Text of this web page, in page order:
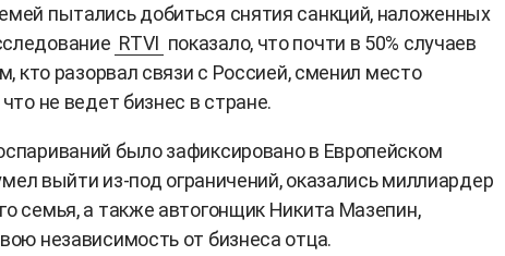
пытались добиться снятия санкций, наложенных
RTVI показало, что почти в 50% случаев
кто разорвал связи с Россией, сменил место
не ведет бизнес в стране.
было зафиксировано в Европейском
выйти из-под ограничений, оказались миллиардер
семья, а также автогонщик Никита Мазепин,
независимость от бизнеса отца.